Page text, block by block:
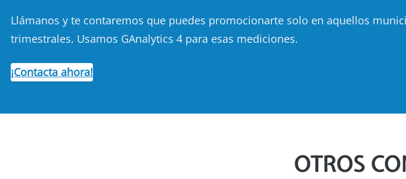
Llámanos y te contaremos que puedes promocionarte solo en aquellos
trimestrales. Usamos GAnalytics 4 para esas mediciones.
¡Contacta ahora!
OTROS